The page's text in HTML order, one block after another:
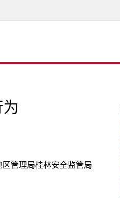
管理局桂林安全监管局